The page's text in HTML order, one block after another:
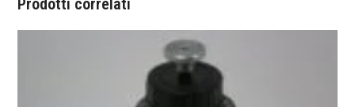
Prodotti correlati